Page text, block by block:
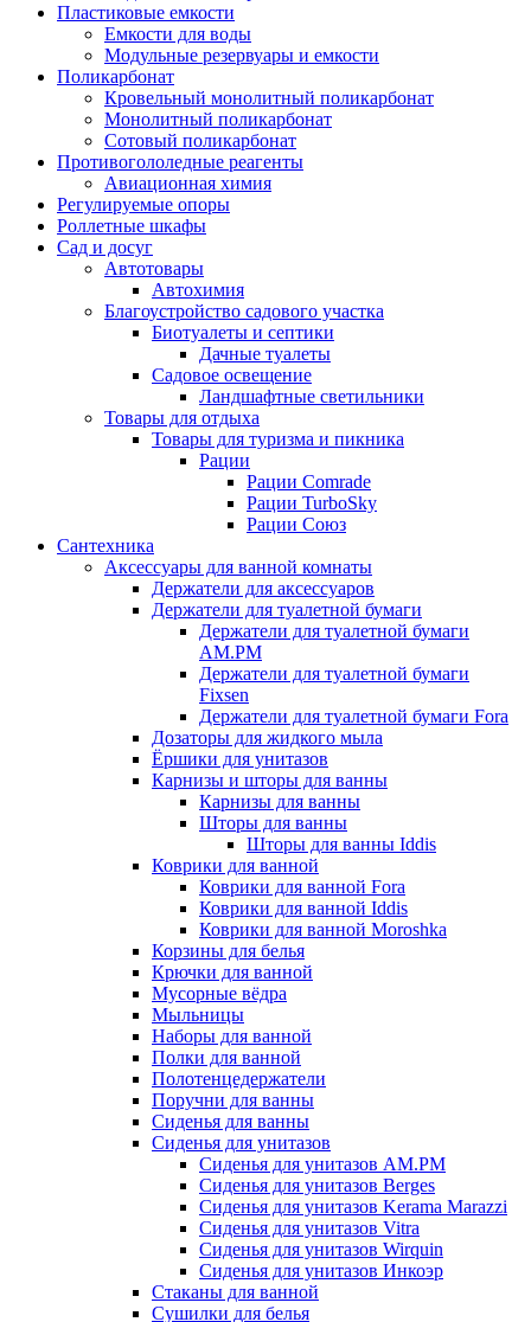
Пластиковые емкости
Емкости для воды
Модульные резервуары и емкости
Поликарбонат
Кровельный монолитный поликарбонат
Монолитный поликарбонат
Сотовый поликарбонат
Противогололедные реагенты
Авиационная химия
Регулируемые опоры
Роллетные шкафы
Сад и досуг
Автотовары
Автохимия
Благоустройство садового участка
Биотуалеты и септики
Дачные туалеты
Садовое освещение
Ландшафтные светильники
Товары для отдыха
Товары для туризма и пикника
Рации
Рации Comrade
Рации TurboSky
Рации Союз
Сантехника
Аксессуары для ванной комнаты
Держатели для аксессуаров
Держатели для туалетной бумаги
Держатели для туалетной бумаги
AM.PM
Держатели для туалетной бумаги
Fixsen
Держатели для туалетной бумаги Fora
Дозаторы для жидкого мыла
Ёршики для унитазов
Карнизы и шторы для ванны
Карнизы для ванны
Шторы для ванны
Шторы для ванны Iddis
Коврики для ванной
Коврики для ванной Fora
Коврики для ванной Iddis
Коврики для ванной Moroshka
Корзины для белья
Крючки для ванной
Мусорные вёдра
Мыльницы
Наборы для ванной
Полки для ванной
Полотенцедержатели
Поручни для ванны
Сиденья для ванны
Сиденья для унитазов
Сиденья для унитазов AM.PM
Сиденья для унитазов Berges
Сиденья для унитазов Kerama Marazzi
Сиденья для унитазов Vitra
Сиденья для унитазов Wirquin
Сиденья для унитазов Инкоэр
Стаканы для ванной
Сушилки для белья